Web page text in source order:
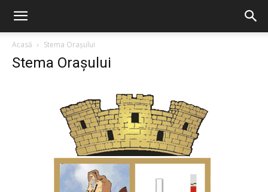
Acasă Stema Orașului
Stema Orașului